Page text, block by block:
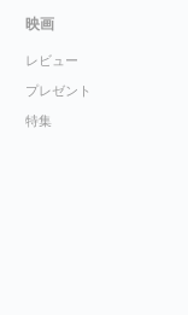
映画
レビュー
プレゼント
特集